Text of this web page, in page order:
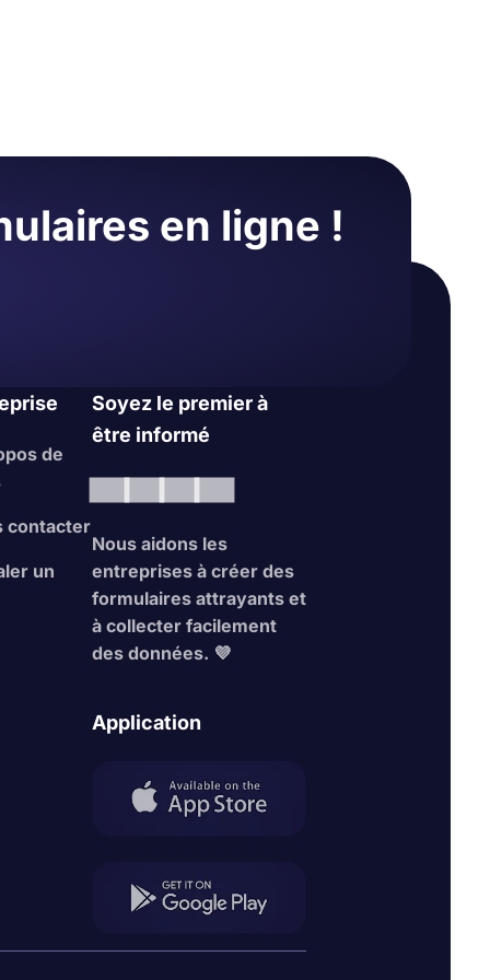
en ligne !
de
contacter
un
Soyez le premier à
être informé
Nous aidons les
entreprises à créer des
formulaires attrayants et
à collecter facilement
des données. 💜
Application